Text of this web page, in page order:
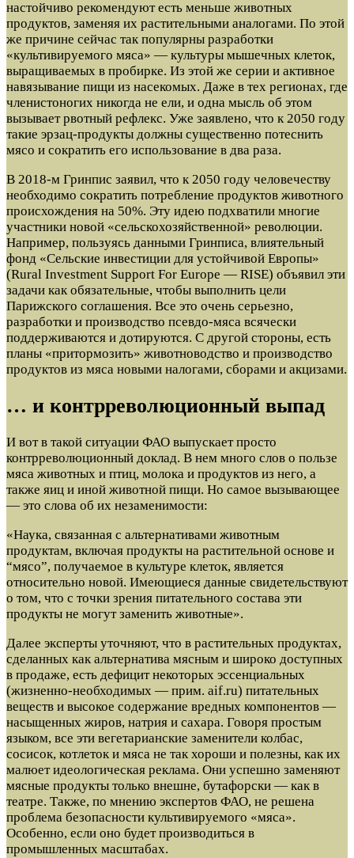
настойчиво рекомендуют есть меньше животных
продуктов, заменяя их растительными аналогами. По этой
же причине сейчас так популярны разработки
«культивируемого мяса» — культуры мышечных клеток,
выращиваемых в пробирке. Из этой же серии и активное
навязывание пищи из насекомых. Даже в тех регионах, где
членистоногих никогда не ели, и одна мысль об этом
вызывает рвотный рефлекс. Уже заявлено, что к 2050 году
такие эрзац-продукты должны существенно потеснить
мясо и сократить его использование в два раза.
В 2018-м Гринпис заявил, что к 2050 году человечеству
необходимо сократить потребление продуктов животного
происхождения на 50%. Эту идею подхватили многие
участники новой «сельскохозяйственной» революции.
Например, пользуясь данными Гринписа, влиятельный
фонд «Сельские инвестиции для устойчивой Европы»
(Rural Investment Support For Europe — RISE) объявил эти
задачи как обязательные, чтобы выполнить цели
Парижского соглашения. Все это очень серьезно,
разработки и производство псевдо-мяса всячески
поддерживаются и дотируются. С другой стороны, есть
планы «притормозить» животноводство и производство
продуктов из мяса новыми налогами, сборами и акцизами.
… и контрреволюционный выпад
И вот в такой ситуации ФАО выпускает просто
контрреволюционный доклад. В нем много слов о пользе
мяса животных и птиц, молока и продуктов из него, а
также яиц и иной животной пищи. Но самое вызывающее
— это слова об их незаменимости:
«Наука, связанная с альтернативами животным
продуктам, включая продукты на растительной основе и
“мясо”, получаемое в культуре клеток, является
относительно новой. Имеющиеся данные свидетельствуют
о том, что с точки зрения питательного состава эти
продукты не могут заменить животные».
Далее эксперты уточняют, что в растительных продуктах,
сделанных как альтернатива мясным и широко доступных
в продаже, есть дефицит некоторых эссенциальных
(жизненно-необходимых — прим. aif.ru) питательных
веществ и высокое содержание вредных компонентов —
насыщенных жиров, натрия и сахара. Говоря простым
языком, все эти вегетарианские заменители колбас,
сосисок, котлеток и мяса не так хороши и полезны, как их
малюет идеологическая реклама. Они успешно заменяют
мясные продукты только внешне, бутафорски — как в
театре. Также, по мнению экспертов ФАО, не решена
проблема безопасности культивируемого «мяса».
Особенно, если оно будет производиться в
промышленных масштабах.